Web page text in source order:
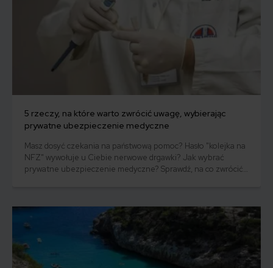
5 rzeczy, na które warto zwrócić uwagę, wybierając
prywatne ubezpieczenie medyczne
Masz dosyć czekania na państwową pomoc? Hasło "kolejka na
NFZ" wywołuje u Ciebie nerwowe drgawki? Jak wybrać
prywatne ubezpieczenie medyczne? Sprawdź, na co zwrócić